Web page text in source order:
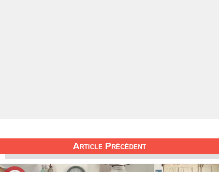
Article Précédent